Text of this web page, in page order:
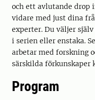
och ett avlutande
vidare med just dina
experter. Du väljer
i serien eller enstaka.
arbetar med forskning
särskilda förkunskaper
Program